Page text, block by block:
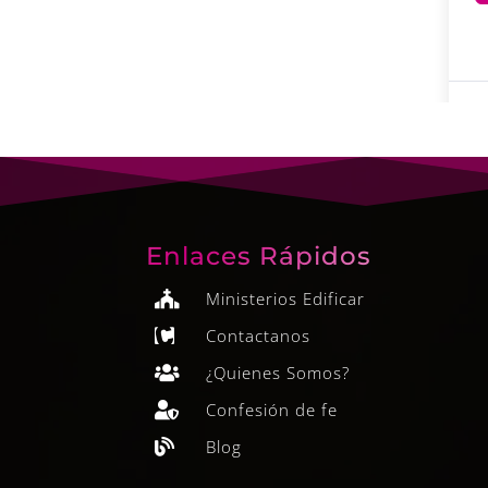
Enlaces Rápidos
 Ministerios Edificar
 Contactanos
 ¿Quienes Somos?
 Confesión de fe
 Blog